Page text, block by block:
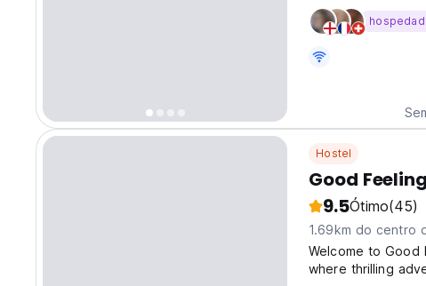
caixas eletrônicos
Hostel
Good
9.5Ótimo(45)
1.69km do centro
Welcome to Good
where thrilling